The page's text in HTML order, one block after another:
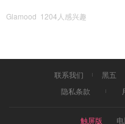
Glamood 1204人感兴趣
联系我们 黑五
隐私条款
触屏版